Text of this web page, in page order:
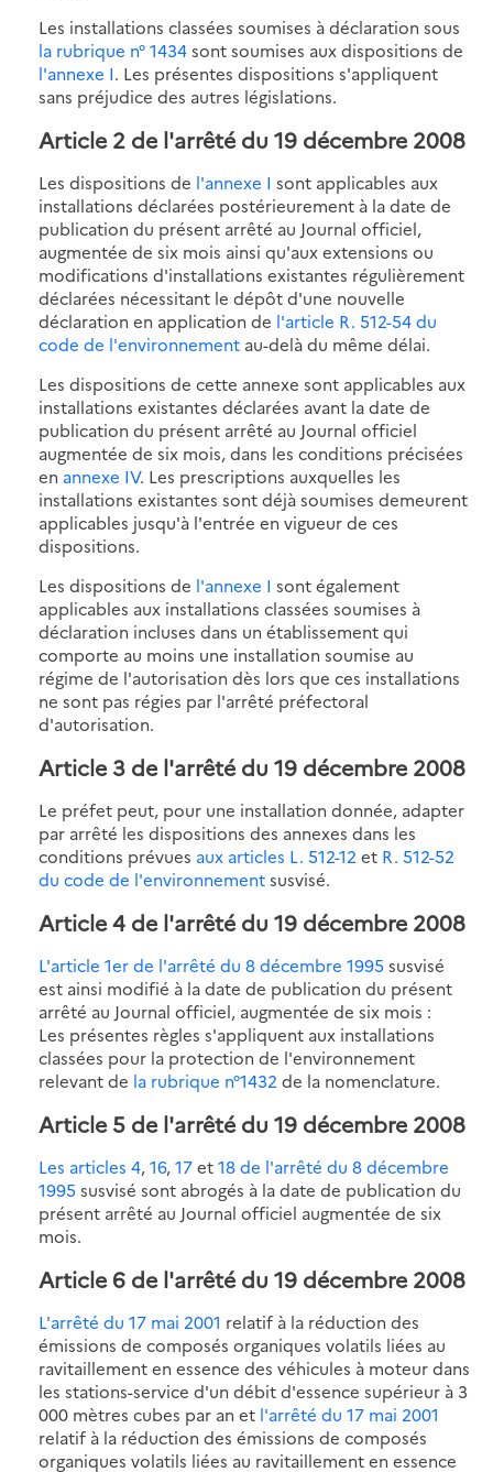
Les installations classées soumises à déclaration sous
la rubrique n° 1434sont soumises aux dispositions de
l'annexe I. Les présentes dispositions s'appliquent
sans préjudice des autres législations.
Article 2 de l'arrêté du 19 décembre 2008
Les dispositions de l'annexe I sont applicables aux
installations déclarées postérieurement à la date de
publication du présent arrêté au Journal officiel,
augmentée de six mois ainsi qu'aux extensions ou
modifications d'installations existantes régulièrement
déclarées nécessitant le dépôt d'une nouvelle
déclaration en application de l'article R. 512-54 du
code de l'environnement au-delà du même délai.
Les dispositions de cette annexe sont applicables aux
installations existantes déclarées avant la date de
publication du présent arrêté au Journal officiel
augmentée de six mois, dans les conditions précisées
en annexe IV. Les prescriptions auxquelles les
installations existantes sont déjà soumises demeurent
applicables jusqu'à l'entrée en vigueur de ces
dispositions.
Les dispositions de l'annexe I sont également
applicables aux installations classées soumises à
déclaration incluses dans un établissement qui
comporte au moins une installation soumise au
régime de l'autorisation dès lors que ces installations
ne sont pas régies par l'arrêté préfectoral
d'autorisation.
Article 3 de l'arrêté du 19 décembre 2008
Le préfet peut, pour une installation donnée, adapter
par arrêté les dispositions des annexes dans les
conditions prévues aux articles L. 512-12 et R. 512-52
du code de l'environnementsusvisé.
Article 4 de l'arrêté du 19 décembre 2008
L'article 1er de l'arrêté du 8 décembre 1995 susvisé
est ainsi modifié à la date de publication du présent
arrêté au Journal officiel, augmentée de six mois :
Les présentes règles s'appliquent aux installations
classées pour la protection de l'environnement
relevant de la rubrique n°1432 de la nomenclature.
Article 5 de l'arrêté du 19 décembre 2008
Les articles 4,16,17et18 de l'arrêté du 8 décembre
1995 susvisé sont abrogés à la date de publication du
présent arrêté au Journal officiel augmentée de six
mois.
Article 6 de l'arrêté du 19 décembre 2008
L'arrêté du 17 mai 2001 relatif à la réduction des
émissions de composés organiques volatils liées au
ravitaillement en essence des véhicules à moteur dans
les stations-service d'un débit d'essence supérieur à 3
000 mètres cubes par an et l'arrêté du 17 mai 2001
relatif à la réduction des émissions de composés
organiques volatils liées au ravitaillement en essence